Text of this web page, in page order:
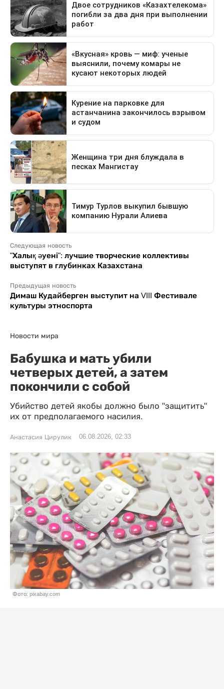
Следующая новость
"Халық әуені": лучшие творческие коллективы
выступят в глубинках Казахстана
Предыдущая новость
Димаш Кудайберген выступит на VIII Фестивале
культуры этноспорта
Новости мира
Бабушка и мать убили
четверых детей, а затем
покончили с собой
Убийство детей якобы должно было "защитить"
их от предполагаемого насилия.
Анастасия Цирулик 06.08.2026, 02:33
Фото: pixabay.com